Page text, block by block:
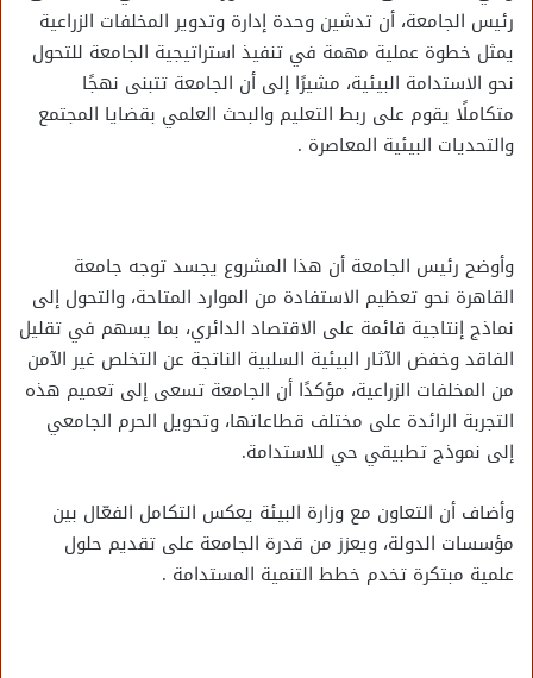
رئيس الجامعة، أن تدشين وحدة إدارة وتدوير المخلفات الزراعية
يمثل خطوة عملية مهمة في تنفيذ استراتيجية الجامعة للتحول
نحو الاستدامة البيئية، مشيرًا إلى أن الجامعة تتبنى نهجًا
متكاملًا يقوم على ربط التعليم والبحث العلمي بقضايا المجتمع
والتحديات البيئية المعاصرة .
وأوضح رئيس الجامعة أن هذا المشروع يجسد توجه جامعة
القاهرة نحو تعظيم الاستفادة من الموارد المتاحة، والتحول إلى
نماذج إنتاجية قائمة على الاقتصاد الدائري، بما يسهم في تقليل
الفاقد وخفض الآثار البيئية السلبية الناتجة عن التخلص غير الآمن
من المخلفات الزراعية، مؤكدًا أن الجامعة تسعى إلى تعميم هذه
التجربة الرائدة على مختلف قطاعاتها، وتحويل الحرم الجامعي
إلى نموذج تطبيقي حي للاستدامة.
وأضاف أن التعاون مع وزارة البيئة يعكس التكامل الفعّال بين
مؤسسات الدولة، ويعزز من قدرة الجامعة على تقديم حلول
علمية مبتكرة تخدم خطط التنمية المستدامة .